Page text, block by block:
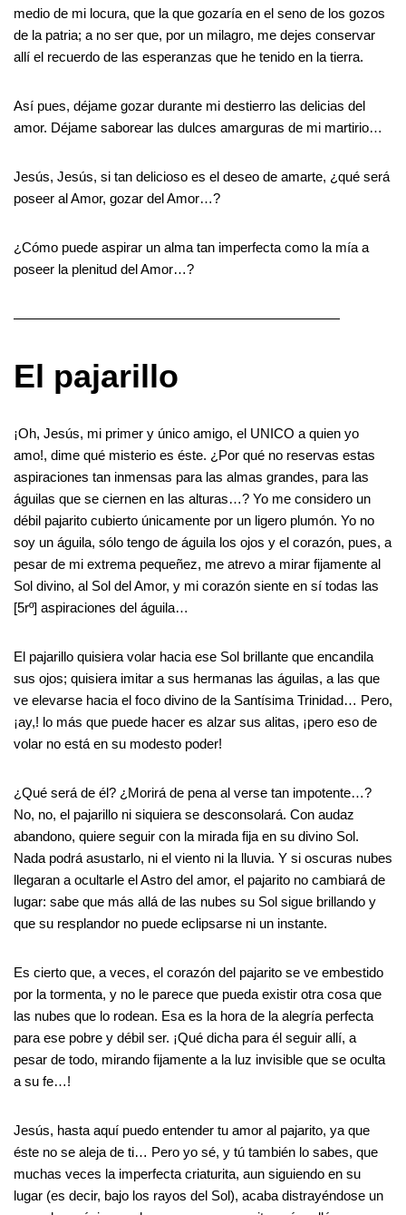
medio de mi locura, que la que gozaría en el seno de los gozos
de la patria; a no ser que, por un milagro, me dejes conservar
allí el recuerdo de las esperanzas que he tenido en la tierra.
Así pues, déjame gozar durante mi destierro las delicias del
amor. Déjame saborear las dulces amarguras de mi martirio…
Jesús, Jesús, si tan delicioso es el deseo de amarte, ¿qué será
poseer al Amor, gozar del Amor…?
¿Cómo puede aspirar un alma tan imperfecta como la mía a
poseer la plenitud del Amor…?
————————————————————————
El pajarillo
¡Oh, Jesús, mi primer y único amigo, el UNICO a quien yo
amo!, dime qué misterio es éste. ¿Por qué no reservas estas
aspiraciones tan inmensas para las almas grandes, para las
águilas que se ciernen en las alturas…? Yo me considero un
débil pajarito cubierto únicamente por un ligero plumón. Yo no
soy un águila, sólo tengo de águila los ojos y el corazón, pues, a
pesar de mi extrema pequeñez, me atrevo a mirar fijamente al
Sol divino, al Sol del Amor, y mi corazón siente en sí todas las
[5rº] aspiraciones del águila…
El pajarillo quisiera volar hacia ese Sol brillante que encandila
sus ojos; quisiera imitar a sus hermanas las águilas, a las que
ve elevarse hacia el foco divino de la Santísima Trinidad… Pero,
¡ay,! lo más que puede hacer es alzar sus alitas, ¡pero eso de
volar no está en su modesto poder!
¿Qué será de él? ¿Morirá de pena al verse tan impotente…?
No, no, el pajarillo ni siquiera se desconsolará. Con audaz
abandono, quiere seguir con la mirada fija en su divino Sol.
Nada podrá asustarlo, ni el viento ni la lluvia. Y si oscuras nubes
llegaran a ocultarle el Astro del amor, el pajarito no cambiará de
lugar: sabe que más allá de las nubes su Sol sigue brillando y
que su resplandor no puede eclipsarse ni un instante.
Es cierto que, a veces, el corazón del pajarito se ve embestido
por la tormenta, y no le parece que pueda existir otra cosa que
las nubes que lo rodean. Esa es la hora de la alegría perfecta
para ese pobre y débil ser. ¡Qué dicha para él seguir allí, a
pesar de todo, mirando fijamente a la luz invisible que se oculta
a su fe…!
Jesús, hasta aquí puedo entender tu amor al pajarito, ya que
éste no se aleja de ti… Pero yo sé, y tú también lo sabes, que
muchas veces la imperfecta criaturita, aun siguiendo en su
lugar (es decir, bajo los rayos del Sol), acaba distrayéndose un